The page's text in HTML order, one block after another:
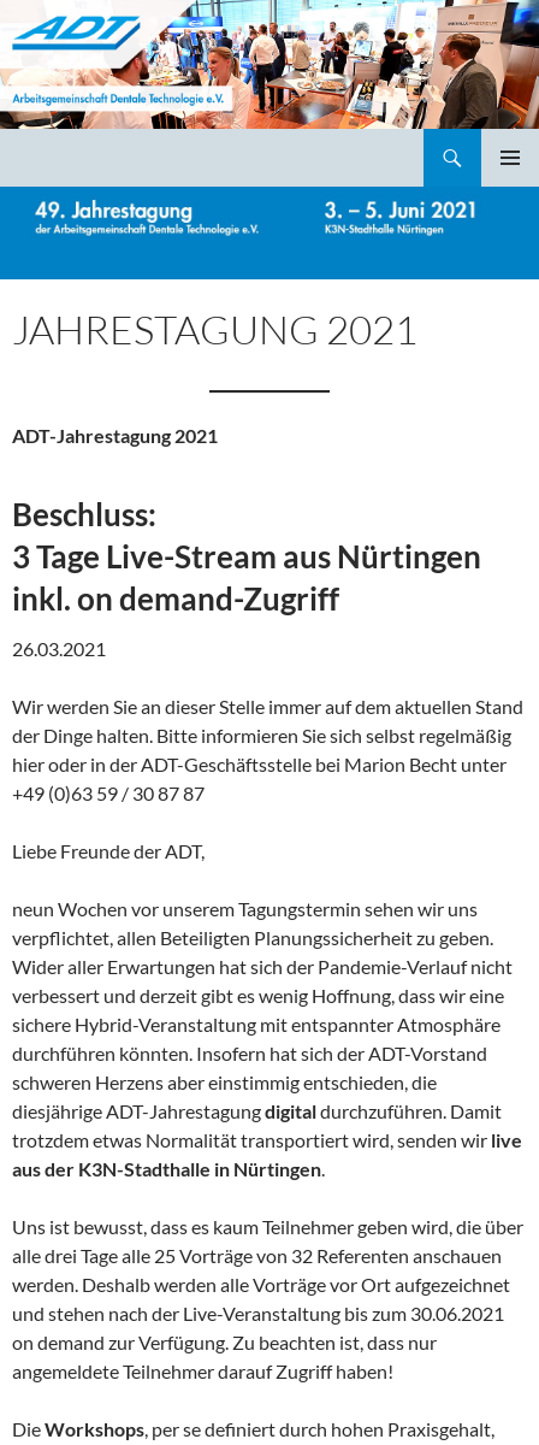
ADT – Arbeitsgemeinschaft Dentale Technologie e.V.
INHALT
SPRINGEN
JAHRESTAGUNG 2021
ADT-Jahrestagung 2021
Beschluss:
3 Tage Live-Stream aus Nürtingen
inkl. on demand-Zugriff
26.03.2021
Wir werden Sie an dieser Stelle immer auf dem aktuellen Stand
der Dinge halten. Bitte informieren Sie sich selbst regelmäßig
hier oder in der ADT-Geschäftsstelle bei Marion Becht unter
+49 (0)63 59 / 30 87 87
Liebe Freunde der ADT,
neun Wochen vor unserem Tagungstermin sehen wir uns
verpflichtet, allen Beteiligten Planungssicherheit zu geben.
Wider aller Erwartungen hat sich der Pandemie-Verlauf nicht
verbessert und derzeit gibt es wenig Hoffnung, dass wir eine
sichere Hybrid-Veranstaltung mit entspannter Atmosphäre
durchführen könnten. Insofern hat sich der ADT-Vorstand
schweren Herzens aber einstimmig entschieden, die
diesjährige ADT-Jahrestagungdigitaldurchzuführen. Damit
trotzdem etwas Normalität transportiert wird, senden wir live
aus der K3N-Stadthalle in Nürtingen.
Uns ist bewusst, dass es kaum Teilnehmer geben wird, die über
alle drei Tage alle 25 Vorträge von 32 Referenten anschauen
werden. Deshalb werden alle Vorträge vor Ort aufgezeichnet
und stehen nach der Live-Veranstaltung bis zum 30.06.2021
on demand zur Verfügung. Zu beachten ist, dass nur
angemeldete Teilnehmer darauf Zugriff haben!
DieWorkshops, per se definiert durch hohen Praxisgehalt,